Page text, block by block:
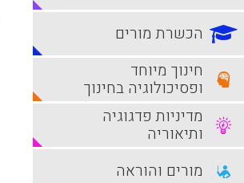
הכשרת מורים
חינוך מיוחד
ופסיכולוגיה בחינוך
מדיניות פדגוגיה
ותיאוריה
מורים והוראה